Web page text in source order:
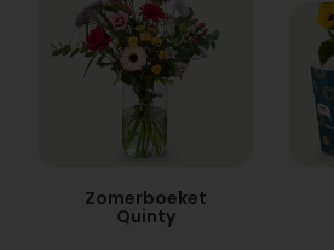
Zomerboeket
Quinty